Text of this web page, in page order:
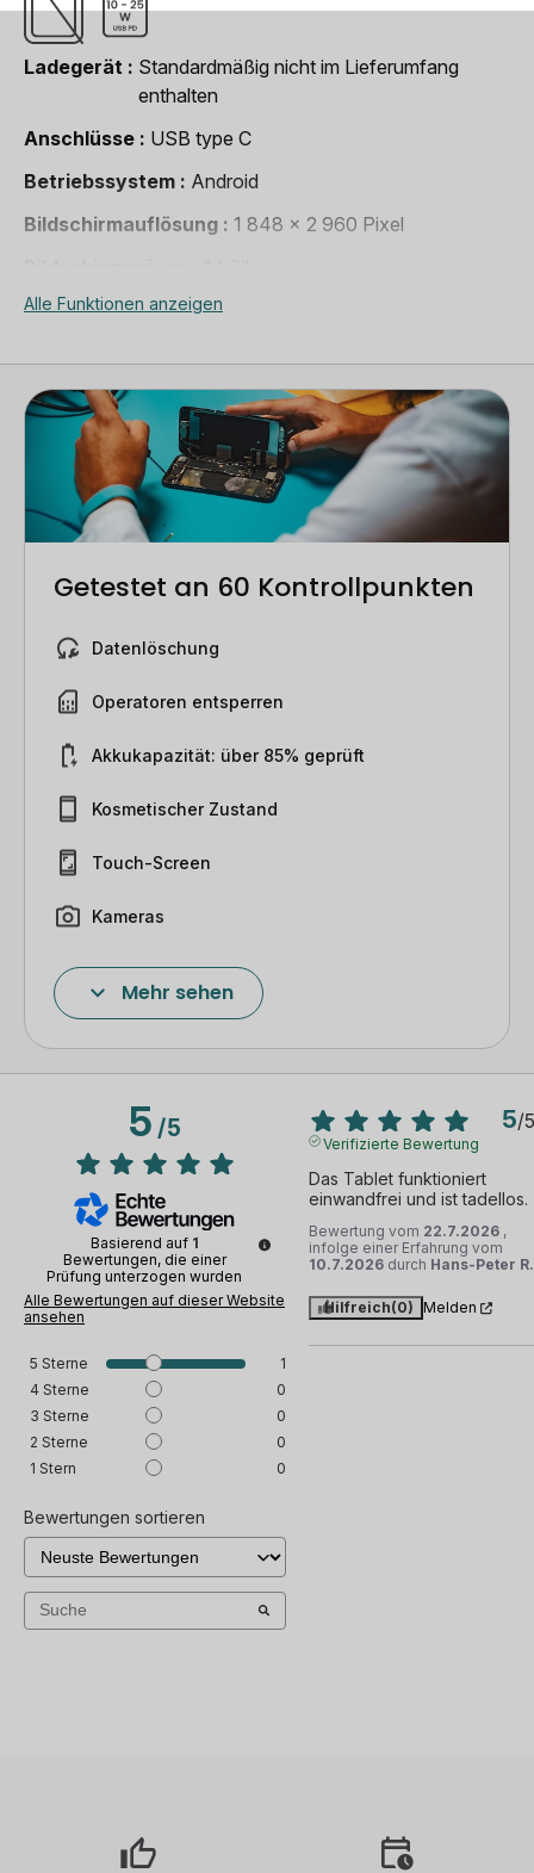
Ladegerät
Standardmäßig nicht im Lieferumfang
enthalten
Anschlüsse
USB type C
Betriebssystem
Android
Bildschirmauflösung
1 848 x 2 960 Pixel
Bluetooth
Bluetooth 5.2
Entsperrung
Alle Anbieter
Erscheinungsjahr
Gewicht
726 g
Grösse (LxBxT)
326,4 x 208,6 x 5,5 mm
Konnektivität
Wi-Fi
Kopfhöreranschluss
Nein
Marke
SD-Karte
Serie
Galaxy Tab
Tastaturkompatibilität
Alle Funktionen anzeigen
Getestet an 60 Kontrollpunkten
Datenlöschung
Operatoren entsperren
Akkukapazität: über 85% geprüft
Kosmetischer Zustand
Touch-Screen
Kameras
Kameras
Flash
Lautsprecher
Mikrofon
Lautstärkeknöpfe, Ein-/Ausschalter, ...
Ladegerätanschluss
Bluetooth
3G/4G/5G und WLAN-fähig
Geolokalisierung
Fingerabdruckleser
IMEI
Mehr sehen
5/5
Basierend auf 1
Bewertungen, die einer
Prüfung unterzogen wurden
Alle Bewertungen auf dieser Website
ansehen
5 Sterne
1
4 Sterne
0
3 Sterne
0
2 Sterne
0
1 Stern 0
Bewertungen sortieren
5/5
Verifizierte Bewertung
Das Tablet funktioniert
einwandfrei und ist tadellos.
Bewertung vom 22.7.2026 ,
infolge einer Erfahrung vom
10.7.2026 durch Hans-Peter R.
Hilfreich(0) Melden